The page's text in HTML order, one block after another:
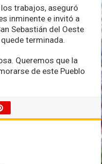
trabajos, aseguró
inminente e invitó a
Sebastián del Oeste
terminada.
Queremos que la
de este Pueblo